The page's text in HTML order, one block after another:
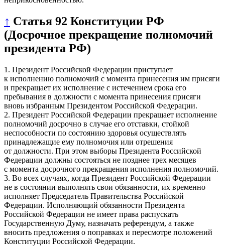
↑ Статья 92 Конституции РФ
(Досрочное прекращение полномочий
президента РФ)
1. Президент Российской Федерации приступает
к исполнению полномочий с момента принесения им присяги
и прекращает их исполнение с истечением срока его
пребывания в должности с момента принесения присяги
вновь избранным Президентом Российской Федерации.
2. Президент Российской Федерации прекращает исполнение
полномочий досрочно в случае его отставки, стойкой
неспособности по состоянию здоровья осуществлять
принадлежащие ему полномочия или отрешения
от должности. При этом выборы Президента Российской
Федерации должны состояться не позднее трех месяцев
с момента досрочного прекращения исполнения полномочий.
3. Во всех случаях, когда Президент Российской Федерации
не в состоянии выполнять свои обязанности, их временно
исполняет Председатель Правительства Российской
Федерации. Исполняющий обязанности Президента
Российской Федерации не имеет права распускать
Государственную Думу, назначать референдум, а также
вносить предложения о поправках и пересмотре положений
Конституции Российской Федерации.